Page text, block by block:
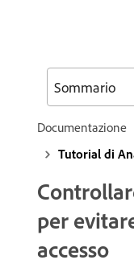
Documentazione
Tutorial di
per
accesso
Sommario